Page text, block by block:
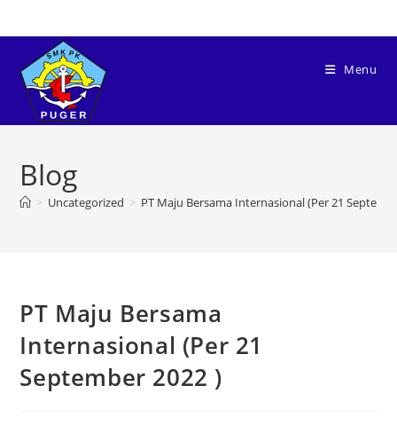
Menu
Blog
> Uncategorized > PT Maju Bersama Internasional (Per 21
PT Maju Bersama
Internasional (Per 21
September 2022 )